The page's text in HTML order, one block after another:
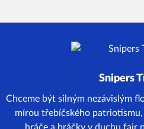
Snipers
Chceme být silným nezávislým
mírou třebíčského